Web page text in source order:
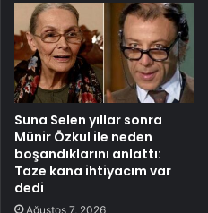
Suna Selen yıllar sonra
Münir Özkul ile neden
boşandıklarını anlattı:
Taze kana ihtiyacım var
dedi
Ağustos 7, 2026